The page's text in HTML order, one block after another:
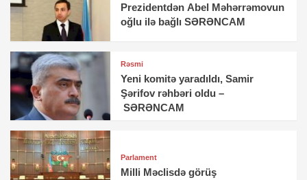
Prezidentdən Abel Məhərrəmovun
oğlu ilə bağlı SƏRƏNCAM
Rəsmi
Yeni komitə yaradıldı, Samir
Şərifov rəhbəri oldu –
SƏRƏNCAM
Parlament
Milli Məclisdə görüş